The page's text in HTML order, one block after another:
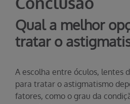
Qual a melhor
tratar o
A escolha entre óculos, lentes
para tratar o astigmatismo
fatores, como o grau da